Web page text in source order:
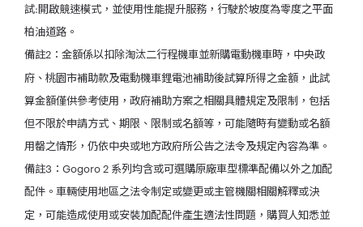
試:開啟競速模式，並使用性能提升服務，行駛於坡度為零度之平面
柏油道路。
備註2：金額係以扣除淘汰二行程機車並新購電動機車時，中央政
府、桃園市補助款及電動機車鋰電池補助後試算所得之金額，此試
算金額僅供參考使用，政府補助方案之相關具體規定及限制，包括
但不限於申請方式、期限、限制或名額等，可能隨時有變動或名額
用罄之情形，仍依中央或地方政府所公告之法令及規定內容為準。
備註3：Gogoro 2 系列均含或可選購原廠車型標準配備以外之加配
配件。車輛使用地區之法令制定或變更或主管機關相關解釋或決
定，可能造成使用或安裝加配配件產生適法性問題，購買人知悉並